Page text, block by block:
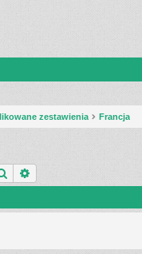
zestawienia Francja
Szukaj